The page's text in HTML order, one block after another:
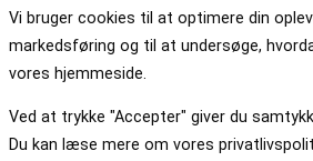
Vi bruger cookies til at optimere din
markedsføring og til at undersøge,
vores hjemmeside.
Ved at trykke "Accepter" giver du
Du kan læse mere om vores